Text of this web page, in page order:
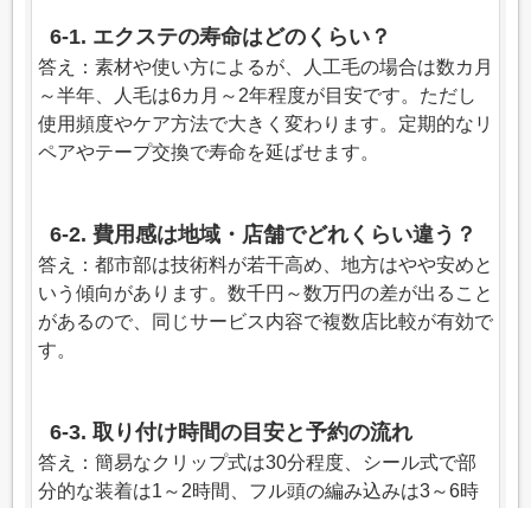
6-1. エクステの寿命はどのくらい？
答え：素材や使い方によるが、人工毛の場合は数カ月
～半年、人毛は6カ月～2年程度が目安です。ただし
使用頻度やケア方法で大きく変わります。定期的なリ
ペアやテープ交換で寿命を延ばせます。
6-2. 費用感は地域・店舗でどれくらい違う？
答え：都市部は技術料が若干高め、地方はやや安めと
いう傾向があります。数千円～数万円の差が出ること
があるので、同じサービス内容で複数店比較が有効で
す。
6-3. 取り付け時間の目安と予約の流れ
答え：簡易なクリップ式は30分程度、シール式で部
分的な装着は1～2時間、フル頭の編み込みは3～6時